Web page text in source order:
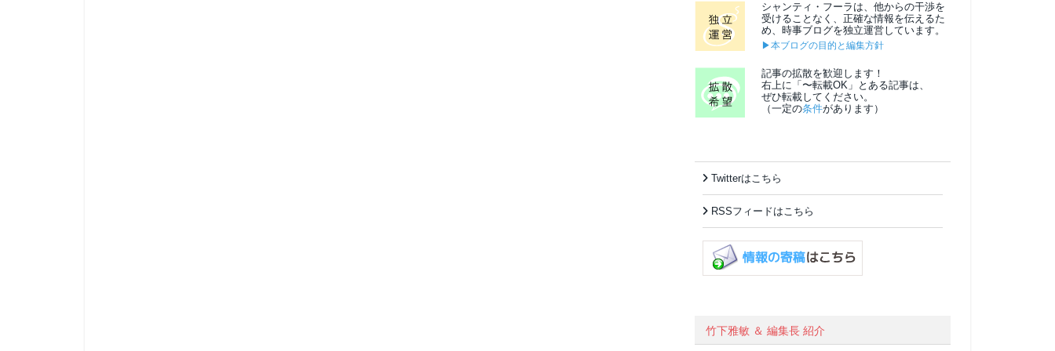
シャンティ・フーラは、他からの干渉を
受けることなく、正確な情報を伝えるた
め、時事ブログを独立運営しています。
▶本ブログの目的と編集方針
記事の拡散を歓迎します！
右上に「〜転載OK」とある記事は、
ぜひ転載してください。
（一定の条件があります）
Twitterはこちら
RSSフィードはこちら
竹下雅敏 ＆ 編集長 紹介